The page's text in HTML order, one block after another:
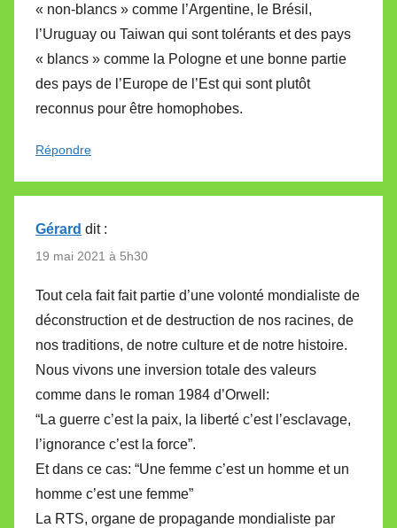
« non-blancs » comme l’Argentine, le Brésil,
l’Uruguay ou Taiwan qui sont tolérants et des pays
« blancs » comme la Pologne et une bonne partie
des pays de l’Europe de l’Est qui sont plutôt
reconnus pour être homophobes.
Répondre
Gérard dit :
19 mai 2021 à 5h30
Tout cela fait fait partie d’une volonté mondialiste de
déconstruction et de destruction de nos racines, de
nos traditions, de notre culture et de notre histoire.
Nous vivons une inversion totale des valeurs
comme dans le roman 1984 d’Orwell:
“La guerre c’est la paix, la liberté c’est l’esclavage,
l’ignorance c’est la force”.
Et dans ce cas: “Une femme c’est un homme et un
homme c’est une femme”
La RTS, organe de propagande mondialiste par